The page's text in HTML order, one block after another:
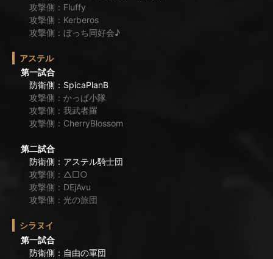
攻撃側：Fluffy
攻撃側：Kerberos
攻撃側：ぼっち同好会♪
アステル
第一試合
防衛側：SpicaPlanB
攻撃側：かっぱ小隊
攻撃側：我武者羅
攻撃側：CherryBlossom
第二試合
防衛側：アステル騎士団
攻撃側：△□○
攻撃側：DEjAvu
攻撃側：光の旅団
シラヌイ
第一試合
防衛側：自由の軍団